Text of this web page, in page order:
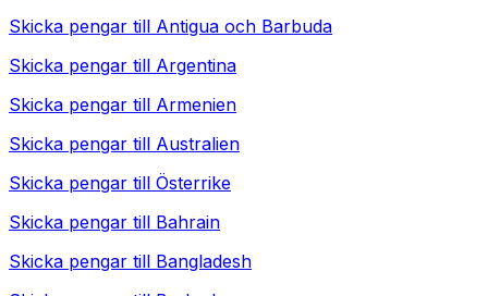
Skicka pengar till Antigua och Barbuda
Skicka pengar till Argentina
Skicka pengar till Armenien
Skicka pengar till Australien
Skicka pengar till Österrike
Skicka pengar till Bahrain
Skicka pengar till Bangladesh